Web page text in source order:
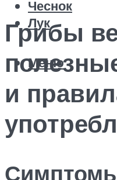
Чеснок
Лук
Меню
Грибы
и